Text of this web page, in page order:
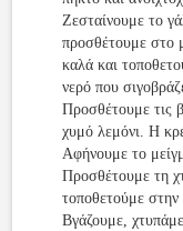
Ζεσταίνουμε το
προσθέτουμε στο
καλά και
νερό που
Προσθέτουμε τις
χυμό λεμόνι. Η
Αφήνουμε το
Προσθέτουμε τη
τοποθετούμε
Βγάζουμε,